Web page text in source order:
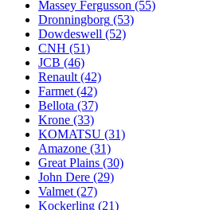
Massey Fergusson (55)
Dronningborg (53)
Dowdeswell (52)
CNH (51)
JCB (46)
Renault (42)
Farmet (42)
Bellota (37)
Krone (33)
KOMATSU (31)
Amazone (31)
Great Plaіns (30)
John Dere (29)
Valmet (27)
Kockerlіng (21)